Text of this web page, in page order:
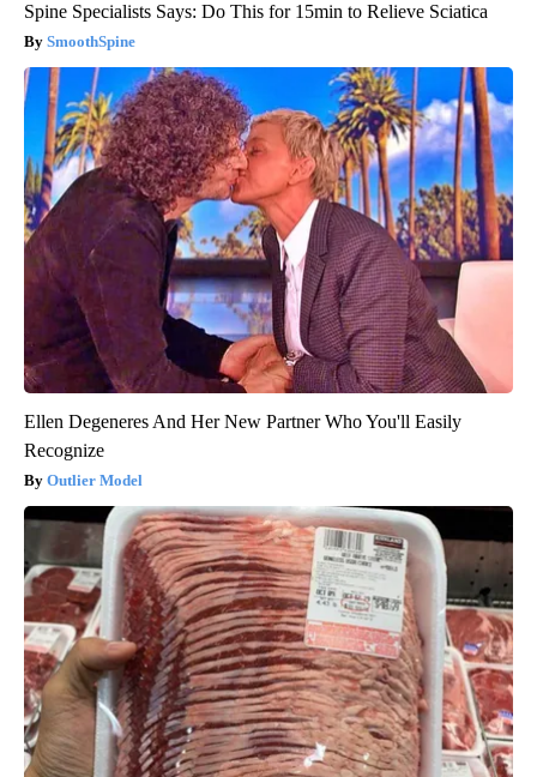
Spine Specialists Says: Do This for 15min to Relieve Sciatica
SmoothSpine
Ellen Degeneres And Her New Partner Who You'll Easily
Recognize
Outlier Model